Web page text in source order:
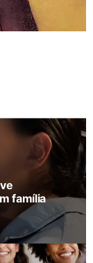
família